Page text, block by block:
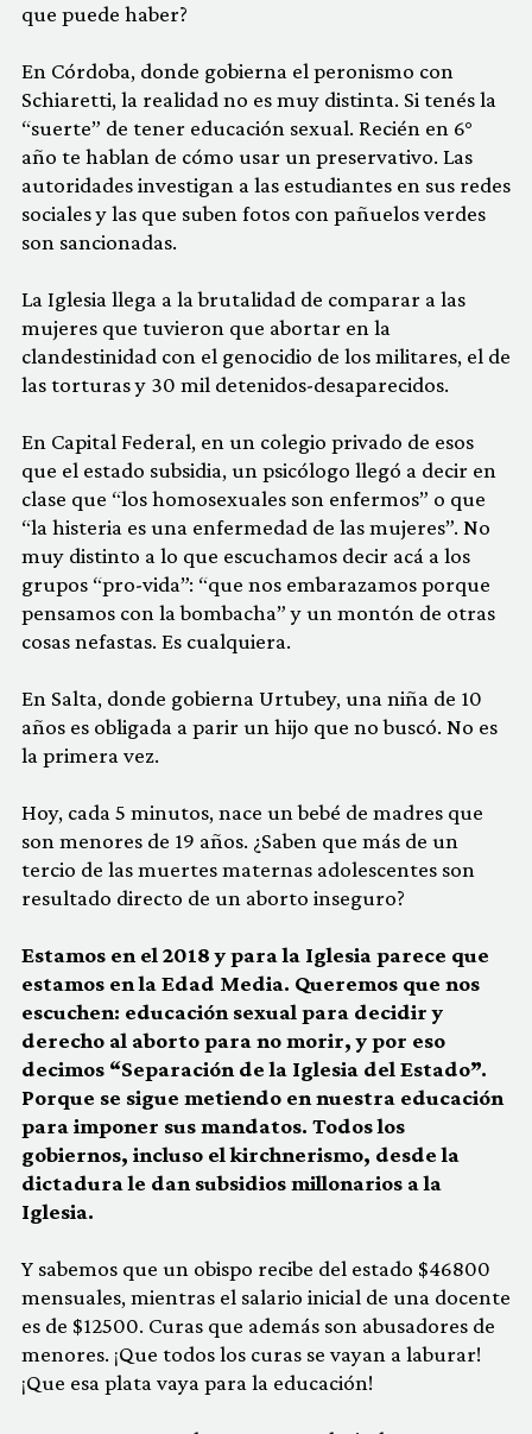
que puede haber?
En Córdoba, donde gobierna el peronismo con
Schiaretti, la realidad no es muy distinta. Si tenés la
“suerte” de tener educación sexual. Recién en 6°
año te hablan de cómo usar un preservativo. Las
autoridades investigan a las estudiantes en sus redes
sociales y las que suben fotos con pañuelos verdes
son sancionadas.
La Iglesia llega a la brutalidad de comparar a las
mujeres que tuvieron que abortar en la
clandestinidad con el genocidio de los militares, el de
las torturas y 30 mil detenidos-desaparecidos.
En Capital Federal, en un colegio privado de esos
que el estado subsidia, un psicólogo llegó a decir en
clase que “los homosexuales son enfermos” o que
“la histeria es una enfermedad de las mujeres”. No
muy distinto a lo que escuchamos decir acá a los
grupos “pro-vida”: “que nos embarazamos porque
pensamos con la bombacha” y un montón de otras
cosas nefastas. Es cualquiera.
En Salta, donde gobierna Urtubey, una niña de 10
años es obligada a parir un hijo que no buscó. No es
la primera vez.
Hoy, cada 5 minutos, nace un bebé de madres que
son menores de 19 años. ¿Saben que más de un
tercio de las muertes maternas adolescentes son
resultado directo de un aborto inseguro?
Estamos en el 2018 y para la Iglesia parece que
estamos en la Edad Media. Queremos que nos
escuchen: educación sexual para decidir y
derecho al aborto para no morir, y por eso
decimos “Separación de la Iglesia del Estado”.
Porque se sigue metiendo en nuestra educación
para imponer sus mandatos. Todos los
gobiernos, incluso el kirchnerismo, desde la
dictadura le dan subsidios millonarios a la
Iglesia.
Y sabemos que un obispo recibe del estado $46800
mensuales, mientras el salario inicial de una docente
es de $12500. Curas que además son abusadores de
menores. ¡Que todos los curas se vayan a laburar!
¡Que esa plata vaya para la educación!